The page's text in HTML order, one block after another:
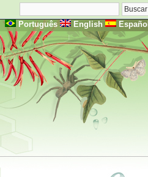
Português English Español